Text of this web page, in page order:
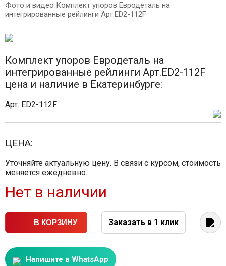
Фото и видео Комплект упоров Евродеталь на
интегрированные рейлинги Арт.ED2-112F
Комплект упоров Евродеталь на
интегрированные рейлинги Арт.ED2-112F
цена и наличие в Екатеринбурге:
Арт. ED2-112F
ЦЕНА:
Уточняйте актуальную цену. В связи с курсом, стоимость
меняется ежедневно.
Нет в наличии
В КОРЗИНУ Заказать в 1 клик
Напишите в WhatsApp